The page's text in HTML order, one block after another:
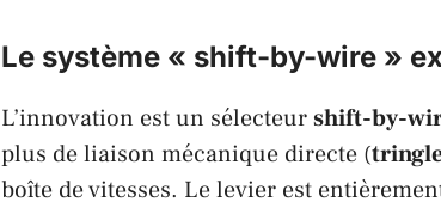
Le système « shift-by-wire »
L’innovation est un sélecteurshift-by-
plus de liaison mécanique directe (
boîte de vitesses. Le levier est